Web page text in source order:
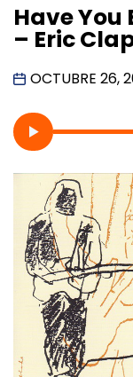
Have You
– Eric
OCTUBRE 26,